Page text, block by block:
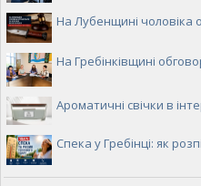
На Лубенщині чоловіка
На Гребінківщині
Ароматичні свічки в
Спека у Гребінці: як